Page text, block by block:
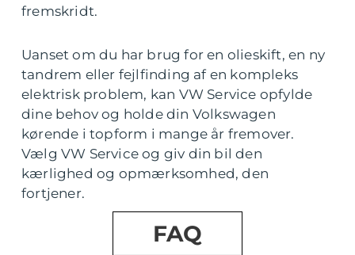
fremskridt.
Uanset om du har brug for en olieskift, en ny
tandrem eller fejlfinding af en kompleks
elektrisk problem, kan VW Service opfylde
dine behov og holde din Volkswagen
kørende i topform i mange år fremover.
Vælg VW Service og giv din bil den
kærlighed og opmærksomhed, den
fortjener.
FAQ